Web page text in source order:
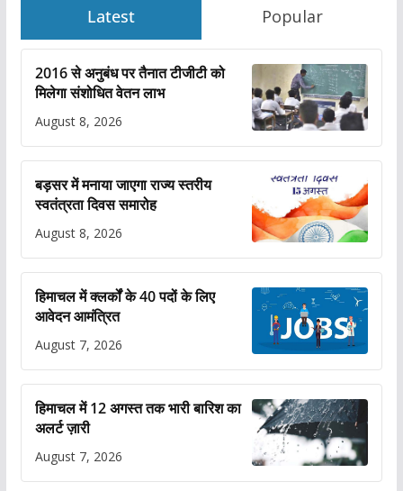
Latest Popular
2016 से अनुबंध पर तैनात टीजीटी को
मिलेगा संशोधित वेतन लाभ
August 8, 2026
बड़सर में मनाया जाएगा राज्य स्तरीय
स्वतंत्रता दिवस समारोह
August 8, 2026
हिमाचल में क्लर्कों के 40 पदों के लिए
आवेदन आमंत्रित
August 7, 2026
हिमाचल में 12 अगस्त तक भारी बारिश का
अलर्ट ज़ारी
August 7, 2026